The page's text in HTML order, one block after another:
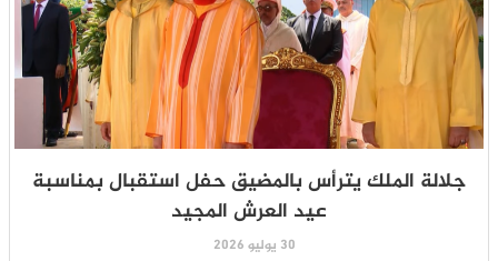
جلالة الملك يترأس بالمضيق حفل استقبال بمناسبة
عيد العرش المجيد
30 يوليو 2026